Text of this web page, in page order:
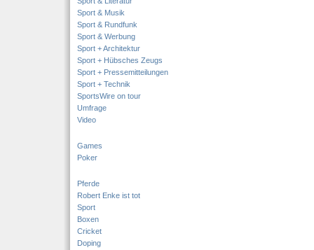
Sport & Musik
Sport & Rundfunk
Sport & Werbung
Sport + Architektur
Sport + Hübsches Zeugs
Sport + Pressemitteilungen
Sport + Technik
SportsWire on tour
Umfrage
Video
Games
Poker
Pferde
Robert Enke ist tot
Sport
Boxen
Cricket
Doping